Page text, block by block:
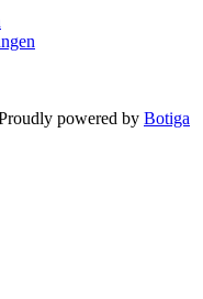
powered by Botiga